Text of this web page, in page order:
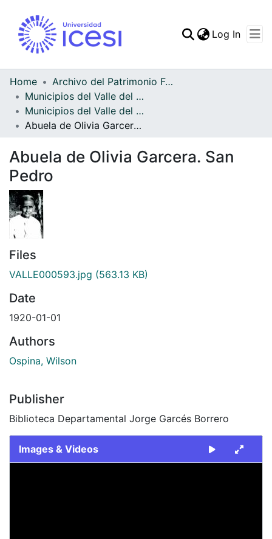
Log In
Home
Archivo del Patrimonio Fotográfico y Fílmico del Valle del Cauca
Municipios del Valle del Cauca
Municipios del Valle del Cauca
Abuela de Olivia Garcera. San Pedro
Abuela de Olivia Garcera. San
Pedro
Files
VALLE000593.jpg (563.13 KB)
Date
1920-01-01
Authors
Ospina, Wilson
Publisher
Biblioteca Departamental Jorge Garcés Borrero
Images & Videos